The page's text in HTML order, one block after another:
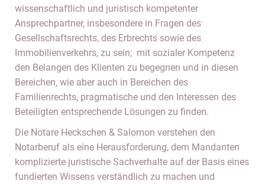
wissenschaftlich und juristisch kompetenter
Ansprechpartner, insbesondere in Fragen des
Gesellschaftsrechts, des Erbrechts sowie des
Immobilienverkehrs, zu sein; mit sozialer Kompetenz
den Belangen des Klienten zu begegnen und in diesen
Bereichen, wie aber auch in Bereichen des
Familienrechts, pragmatische und den Interessen des
Beteiligten entsprechende Lösungen zu finden.
Die Notare Heckschen & Salomon verstehen den
Notarberuf als eine Herausforderung, dem Mandanten
komplizierte juristische Sachverhalte auf der Basis eines
fundierten Wissens verständlich zu machen und